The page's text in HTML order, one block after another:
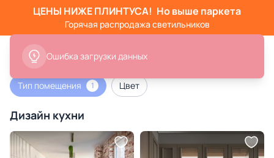
ЦЕНЫ НИЖЕ ПЛИНТУСА! Но выше паркета
Горячая распродажа светильников
Тип помещения 1 Цвет
Дизайн кухни
Ошибка загрузки данных